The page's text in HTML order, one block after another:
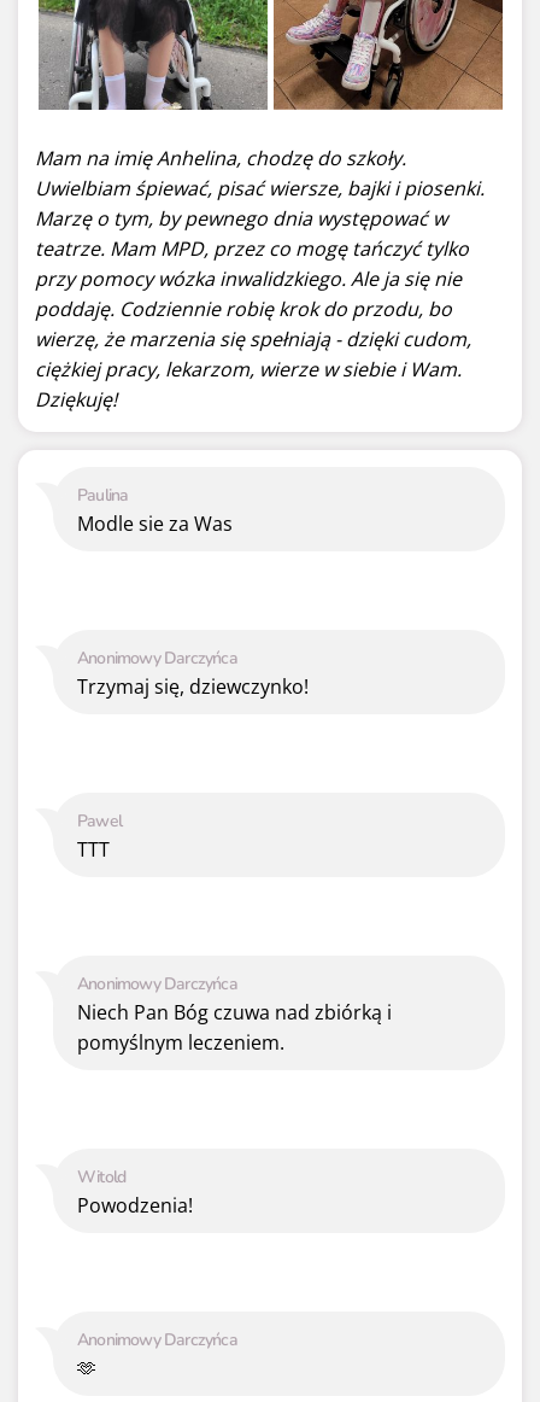
Mam na imię Anhelina, chodzę do szkoły.
Uwielbiam śpiewać, pisać wiersze, bajki i piosenki.
Marzę o tym, by pewnego dnia występować w
teatrze. Mam MPD, przez co mogę tańczyć tylko
przy pomocy wózka inwalidzkiego. Ale ja się nie
poddaję. Codziennie robię krok do przodu, bo
wierzę, że marzenia się spełniają - dzięki cudom,
ciężkiej pracy, lekarzom, wierze w siebie i Wam.
Dziękuję!
Anonimowy Darczyńca
🫶
Witold
Powodzenia!
Anonimowy Darczyńca
Niech Pan Bóg czuwa nad zbiórką i
pomyślnym leczeniem.
Pawel
TTT
Anonimowy Darczyńca
Trzymaj się, dziewczynko!
Paulina
Modle sie za Was